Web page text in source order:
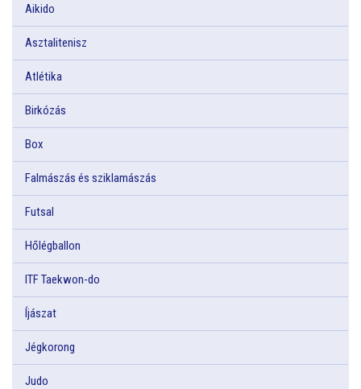
Aikido
Asztalitenisz
Atlétika
Birkózás
Box
Falmászás és sziklamászás
Futsal
Hőlégballon
ITF Taekwon-do
Íjászat
Jégkorong
Judo